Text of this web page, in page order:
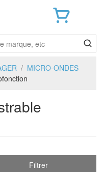
MICRO-ONDES
Filtrer